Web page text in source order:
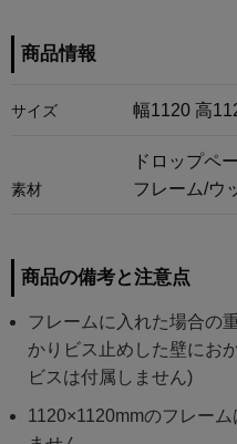
商品情報
サイズ 幅1120 高
素材
ドロップペ
フレーム/ウ
商品の備考と注意点
フレームに入れた場合の
かりビス止めした壁にお
ビスは付属しません)
1120×1120mmのフレー